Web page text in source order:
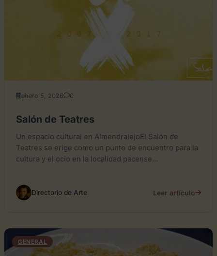
enero 5, 2026 0
Salón de Teatres
Un espacio cultural en AlmendralejoEl Salón de
Teatres se erige como un punto de encuentro para la
cultura y el ocio en la localidad pacense...
Directorio de Arte Leer artículo
GENERAL